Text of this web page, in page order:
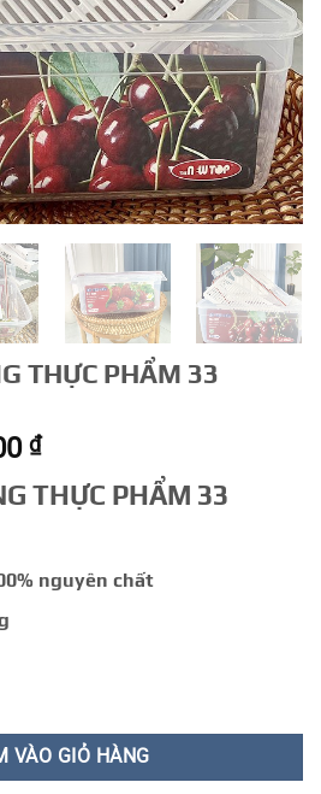
THỰC PHẨM 33
₫Giá
hiện
tại
72.000 ₫.
THỰC PHẨM 33
nguyên chất
33 số lượng
VÀO GIỎ HÀNG